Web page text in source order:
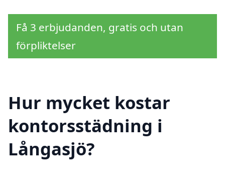
Få 3 erbjudanden, gratis och utan
förpliktelser
Hur mycket kostar
kontorsstädning i
Långasjö?